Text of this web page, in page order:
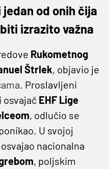
od onih čija
izrazito važna
Rukometnog
Štrlek, objavio je
. Proslavljeni
osvajač EHF Lige
, odlučio se
U svojoj
nacionalna
, poljskim